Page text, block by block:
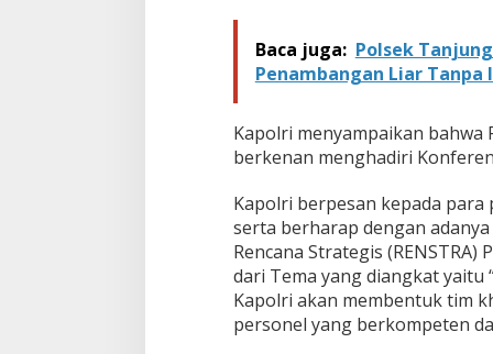
2
0
2
Baca juga: Polsek
Penambangan Liar Tanpa
Kapolri menyampaikan bahwa
berkenan menghadiri
Kapolri berpesan kepada
serta berharap dengan
Rencana Strategis
dari Tema yang diangkat yaitu
Kapolri akan membentuk tim
personel yang berkompeten